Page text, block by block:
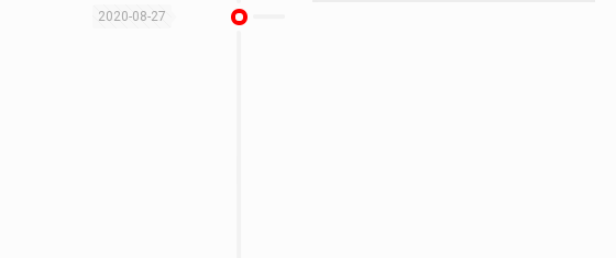
2020-08-27